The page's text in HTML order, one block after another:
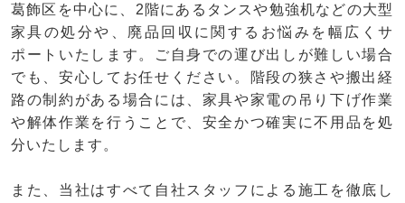
葛飾区を中心に、2階にあるタンスや勉強机などの大型
家具の処分や、廃品回収に関するお悩みを幅広くサ
ポートいたします。ご自身での運び出しが難しい場合
でも、安心してお任せください。階段の狭さや搬出経
路の制約がある場合には、家具や家電の吊り下げ作業
や解体作業を行うことで、安全かつ確実に不用品を処
分いたします。
また、当社はすべて自社スタッフによる施工を徹底し